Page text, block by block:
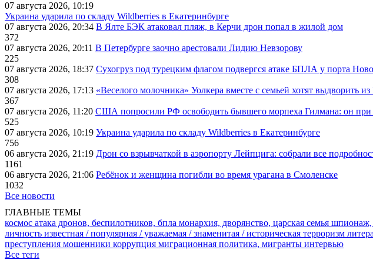
07 августа 2026, 10:19
Украина ударила по складу Wildberries в Екатеринбурге
07 августа 2026, 20:34 В Ялте БЭК атаковал пляж, в Керчи дрон попал в жилой дом
372
07 августа 2026, 20:11 В Петербурге заочно арестовали Лидию Невзорову
225
07 августа 2026, 18:37 Сухогруз под турецким флагом подвергся атаке БПЛА у порта
308
07 августа 2026, 17:13 «Веселого молочника» Уолкера вместе с семьей хотят выдворить
367
07 августа 2026, 11:20 США попросили РФ освободить бывшего морпеха Гилмана: он при
525
07 августа 2026, 10:19 Украина ударила по складу Wildberries в Екатеринбурге
756
06 августа 2026, 21:19 Дрон со взрывчаткой в аэропорту Лейпцига: собрали все
1161
06 августа 2026, 21:06 Ребёнок и женщина погибли во время урагана в Смоленске
1032
Все новости
ГЛАВНЫЕ ТЕМЫ
космос атака дронов, беспилотников, бпла монархия, дворянство, царская семья шпионаж,
личность известная / популярная / уважаемая / знаменитая / историческая терроризм
преступления мошенники коррупция миграционная политика, мигранты интервью
Все теги